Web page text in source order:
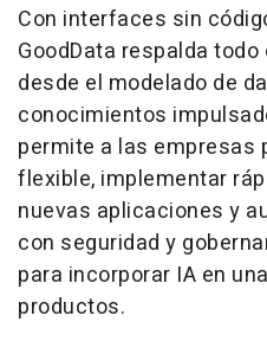
Con interfaces sin
GoodData respalda
desde el modelado de
conocimientos
permite a las empresas
flexible, implementar
nuevas aplicaciones y
con seguridad y
para incorporar IA en
productos.